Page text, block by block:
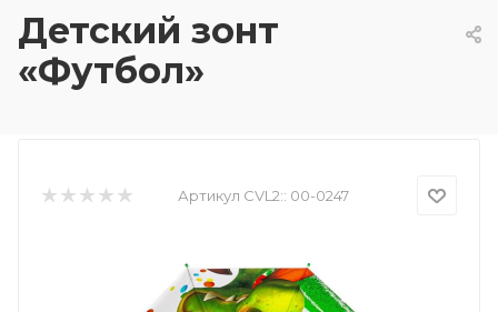
Детский зонт
«Футбол»
Артикул CVL2:: 00-0247